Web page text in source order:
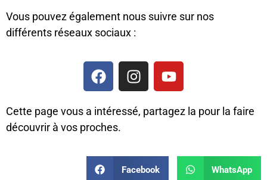
Vous pouvez également nous suivre sur nos
différents réseaux sociaux :
Cette page vous a intéressé, partagez la pour la faire
découvrir à vos proches.
Facebook WhatsApp